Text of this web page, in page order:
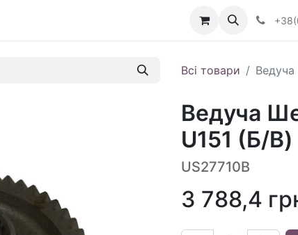
Всі товари
Ведуча
U151 (Б/В)
US27710B
3 788,4